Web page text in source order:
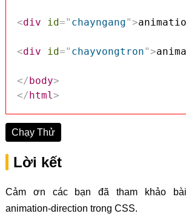
<div id=" chayngang">
<div id=" chayvongtron">
</body>
</html>
Chạy Thử
Lời kết
Cảm ơn các bạn đã tham khảo
animation-direction trong CSS.